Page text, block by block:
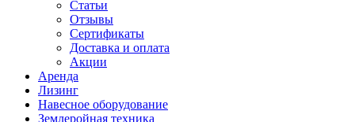
Статьи
Отзывы
Сертификаты
Доставка и оплата
Акции
Аренда
Лизинг
Навесное оборудование
Землеройная техника